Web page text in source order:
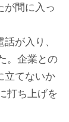
が間に入っ
が入り、
。企業との
立てないか
打ち上げを